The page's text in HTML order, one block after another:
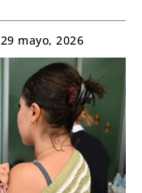
29 mayo, 2026